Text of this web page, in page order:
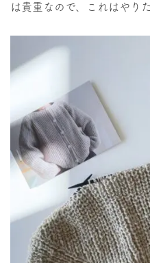
は貴重なので、これはやり